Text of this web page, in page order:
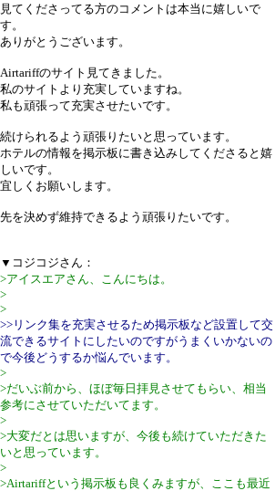
見てくださってる方のコメントは本当に嬉しいで
す。
ありがとうございます。
Airtariffのサイト見てきました。
私のサイトより充実していますね。
私も頑張って充実させたいです。
続けられるよう頑張りたいと思っています。
ホテルの情報を掲示板に書き込みしてくださると嬉
しいです。
宜しくお願いします。
先を決めず維持できるよう頑張りたいです。
▼コジコジさん：
>アイスエアさん、こんにちは。
>
>
>>リンク集を充実させるため掲示板など設置して交
流できるサイトにしたいのですがうまくいかないの
で今後どうするか悩んでいます。
>
>だいぶ前から、ほぼ毎日拝見させてもらい、相当
参考にさせていただいてます。
>
>大変だとは思いますが、今後も続けていただきた
いと思っています。
>
>Airtariffという掲示板も良くみますが、ここも最近